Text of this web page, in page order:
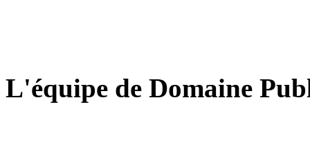
L'équipe de Domaine